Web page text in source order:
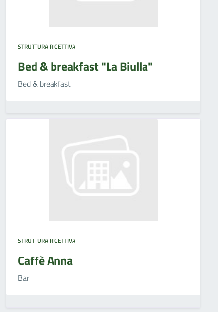
STRUTTURA RICETTIVA
Bed & breakfast "La Biulla"
Bed & breakfast
STRUTTURA RICETTIVA
Caffè Anna
Bar